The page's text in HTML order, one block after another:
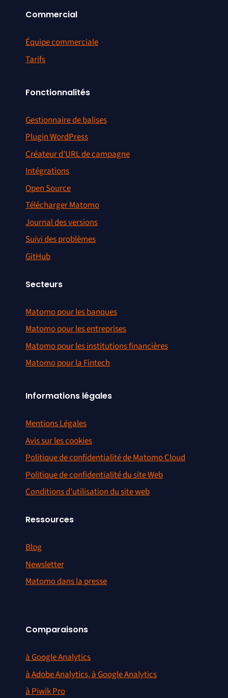
Commercial
Équipe commerciale
Tarifs
Fonctionnalités
Gestionnaire de balises
Plugin WordPress
Créateur d’URL de campagne
Intégrations
Open Source
Télécharger Matomo
Journal des versions
Suivi des problèmes
GitHub
Secteurs
Matomo pour les banques
Matomo pour les entreprises
Matomo pour les institutions financières
Matomo pour la Fintech
Informations légales
Mentions Légales
Avis sur les cookies
Politique de confidentialité de Matomo Cloud
Politique de confidentialité du site Web
Conditions d’utilisation du site web
Ressources
Blog
Newsletter
Matomo dans la presse
Comparaisons
à Google Analytics
à Adobe Analytics, à Google Analytics
à Piwik Pro